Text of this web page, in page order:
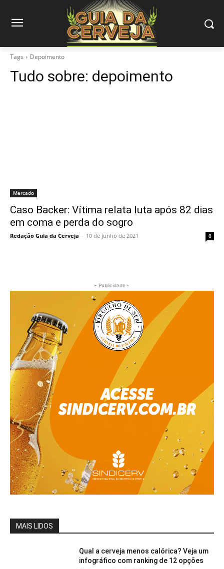
Tags Depoimento
Tudo sobre: depoimento
Mercado
Caso Backer: Vítima relata luta após 82 dias
em coma e perda do sogro
Redação Guia da Cerveja - 10 de junho de 2021 0
- Publicidade -
MAIS LIDOS
Qual a cerveja menos calórica? Veja um
infográfico com ranking de 12 opções